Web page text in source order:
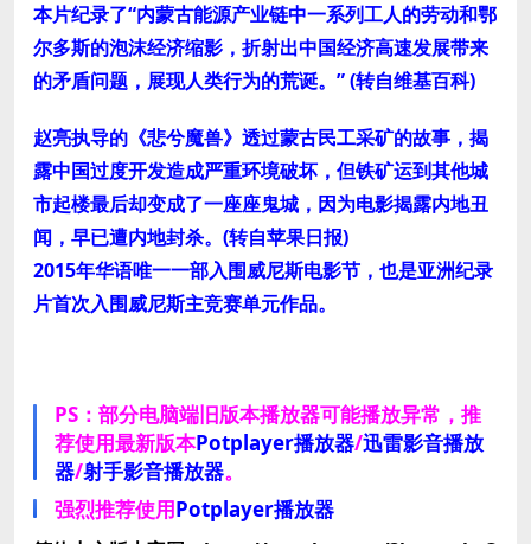
本片纪录了“内蒙古能源产业链中一系列工人的劳动和鄂
尔多斯的泡沫经济缩影，折射出中国经济高速发展带来
的矛盾问题，展现人类行为的荒诞。” (转自维基百科)
赵亮执导的《悲兮魔兽》透过蒙古民工采矿的故事，揭
露中国过度开发造成严重环境破坏，但铁矿运到其他城
市起楼最后却变成了一座座鬼城，因为电影揭露内地丑
闻，早已遭内地封杀。(转自苹果日报)
2015年华语唯一一部入围威尼斯电影节，也是亚洲纪录
片首次入围威尼斯主竞赛单元作品。
PS：部分电脑端旧版本播放器可能播放异常，推
荐使用最新版本Potplayer播放器/迅雷影音播放
器/射手影音播放器。
强烈推荐使用Potplayer播放器